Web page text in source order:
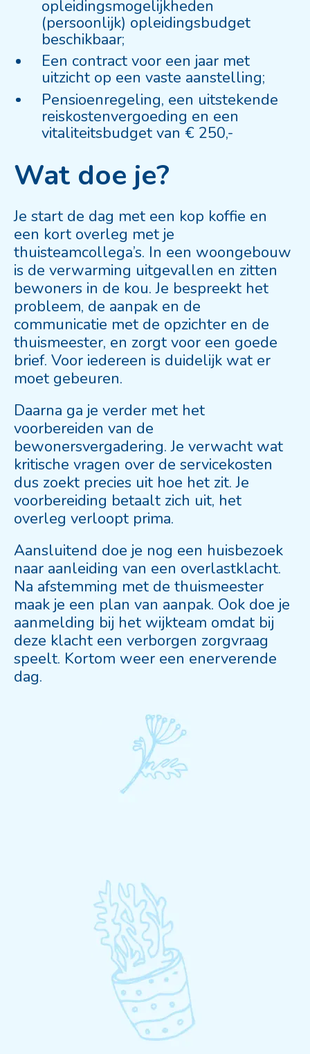
opleidingsmogelijkheden
(persoonlijk) opleidingsbudget
beschikbaar;
Een contract voor een jaar met
uitzicht op een vaste aanstelling;
Pensioenregeling, een uitstekende
reiskostenvergoeding en een
vitaliteitsbudget van € 250,-
Wat doe je?
Je start de dag met een kop koffie en
een kort overleg met je
thuisteamcollega’s. In een woongebouw
is de verwarming uitgevallen en zitten
bewoners in de kou. Je bespreekt het
probleem, de aanpak en de
communicatie met de opzichter en de
thuismeester, en zorgt voor een goede
brief. Voor iedereen is duidelijk wat er
moet gebeuren.
Daarna ga je verder met het
voorbereiden van de
bewonersvergadering. Je verwacht wat
kritische vragen over de servicekosten
dus zoekt precies uit hoe het zit. Je
voorbereiding betaalt zich uit, het
overleg verloopt prima.
Aansluitend doe je nog een huisbezoek
naar aanleiding van een overlastklacht.
Na afstemming met de thuismeester
maak je een plan van aanpak. Ook doe je
aanmelding bij het wijkteam omdat bij
deze klacht een verborgen zorgvraag
speelt. Kortom weer een enerverende
dag.